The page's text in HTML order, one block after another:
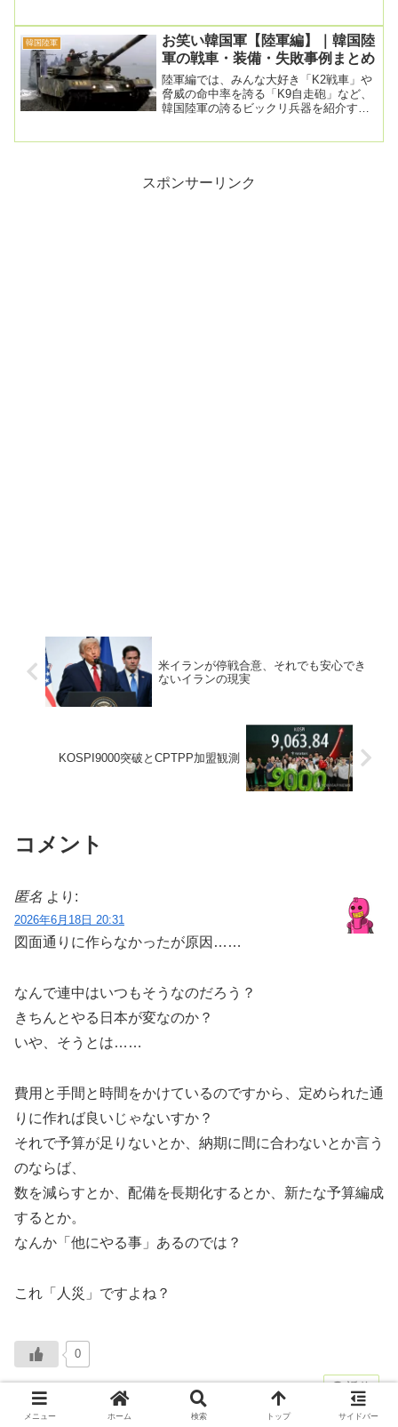
韓国陸軍
お笑い韓国軍【陸軍編】｜韓国陸
軍の戦車・装備・失敗事例まとめ
陸軍編では、みんな大好き「K2戦車」や
脅威の命中率を誇る「K9自走砲」など、
韓国陸軍の誇るビックリ兵器を紹介す
スポンサーリンク
米イランが停戦合意、それでも安心でき
ないイランの現実
KOSPI9000突破とCPTPP加盟観測
コメント
匿名 より:
2026年6月18日 20:31
図面通りに作らなかったが原因……
なんで連中はいつもそうなのだろう？
きちんとやる日本が変なのか？
いや、そうとは……
費用と手間と時間をかけているのですから、定められた通
りに作れば良いじゃないすか？
それで予算が足りないとか、納期に間に合わないとか言う
のならば、
数を減らすとか、配備を長期化するとか、新たな予算編成
するとか。
なんか「他にやる事」あるのでは？
これ「人災」ですよね？
0
返信
メニュー ホーム 検索 トップ サイドバー